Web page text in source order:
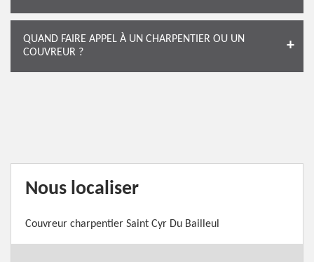
QUAND FAIRE APPEL À UN CHARPENTIER OU UN
COUVREUR ?
Nous localiser
Couvreur charpentier Saint Cyr Du Bailleul